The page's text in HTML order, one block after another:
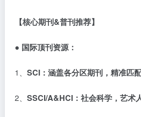
【核心期刊&普刊推荐】
● 国际顶刊资源：
1、 SCI ：涵盖各分区期刊，精准匹
2、 SSCI/A&HCI ：社会科学，艺术